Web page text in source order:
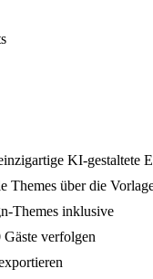
KI-gestaltete
Themes über die
Themes inklusive
verfolgen